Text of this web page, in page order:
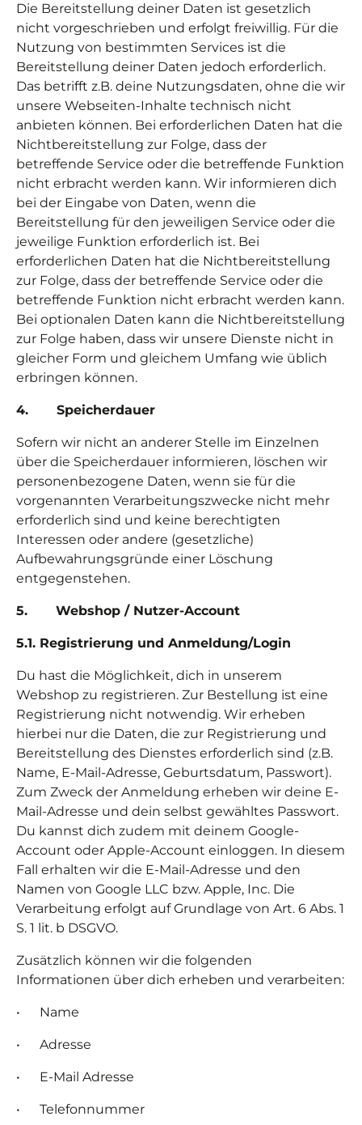
Die Bereitstellung deiner Daten ist gesetzlich
nicht vorgeschrieben und erfolgt freiwillig. Für die
Nutzung von bestimmten Services ist die
Bereitstellung deiner Daten jedoch erforderlich.
Das betrifft z.B. deine Nutzungsdaten, ohne die wir
unsere Webseiten-Inhalte technisch nicht
anbieten können. Bei erforderlichen Daten hat die
Nichtbereitstellung zur Folge, dass der
betreffende Service oder die betreffende Funktion
nicht erbracht werden kann. Wir informieren dich
bei der Eingabe von Daten, wenn die
Bereitstellung für den jeweiligen Service oder die
jeweilige Funktion erforderlich ist. Bei
erforderlichen Daten hat die Nichtbereitstellung
zur Folge, dass der betreffende Service oder die
betreffende Funktion nicht erbracht werden kann.
Bei optionalen Daten kann die Nichtbereitstellung
zur Folge haben, dass wir unsere Dienste nicht in
gleicher Form und gleichem Umfang wie üblich
erbringen können.
4. Speicherdauer
Sofern wir nicht an anderer Stelle im Einzelnen
über die Speicherdauer informieren, löschen wir
personenbezogene Daten, wenn sie für die
vorgenannten Verarbeitungszwecke nicht mehr
erforderlich sind und keine berechtigten
Interessen oder andere (gesetzliche)
Aufbewahrungsgründe einer Löschung
entgegenstehen.
5. Webshop / Nutzer-Account
5.1. Registrierung und Anmeldung/Login
Du hast die Möglichkeit, dich in unserem
Webshop zu registrieren. Zur Bestellung ist eine
Registrierung nicht notwendig. Wir erheben
hierbei nur die Daten, die zur Registrierung und
Bereitstellung des Dienstes erforderlich sind (z.B.
Name, E-Mail-Adresse, Geburtsdatum, Passwort).
Zum Zweck der Anmeldung erheben wir deine E-
Mail-Adresse und dein selbst gewähltes Passwort.
Du kannst dich zudem mit deinem Google-
Account oder Apple-Account einloggen. In diesem
Fall erhalten wir die E-Mail-Adresse und den
Namen von Google LLC bzw. Apple, Inc. Die
Verarbeitung erfolgt auf Grundlage von Art. 6 Abs. 1
S. 1 lit. b DSGVO.
Zusätzlich können wir die folgenden
Informationen über dich erheben und verarbeiten:
• Name
• Adresse
• E-Mail Adresse
• Telefonnummer